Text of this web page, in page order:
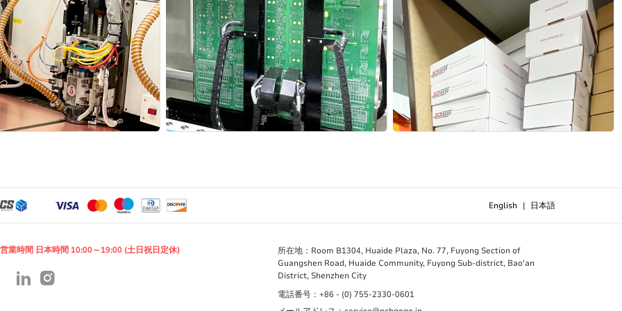
English | 日本語
営業時間 日本時間 10:00～19:00 (土日祝日定休)
所在地：Room B1304, Huaide Plaza, No. 77, Fuyong Section of
Guangshen Road, Huaide Community, Fuyong Sub-district, Bao'an
District, Shenzhen City
電話番号：+86 - (0) 755-2330-0601